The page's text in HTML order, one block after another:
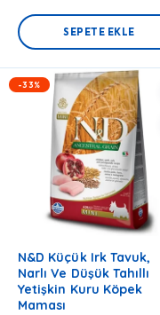
SEPETE EKLE
-33%
N&D Küçük Irk Tavuk,
Narlı Ve Düşük Tahıllı
Yetişkin Kuru Köpek
Maması